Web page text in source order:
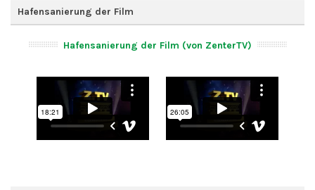
Hafensanierung der Film
Hafensanierung der Film (von ZenterTV)